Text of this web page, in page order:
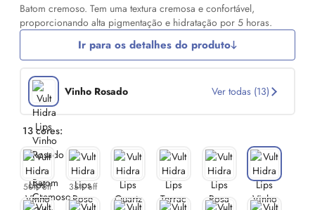
Batom cremoso. Tem uma textura cremosa e confortável,
proporcionando alta pigmentação e hidratação por 5 horas.
Ir para os detalhes do produto
Vinho Rosado Ver todas (13)
13 cores:
50% off 35% off